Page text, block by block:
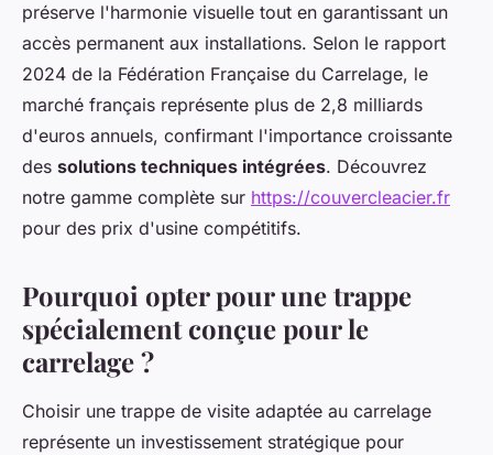
préserve l'harmonie visuelle tout en garantissant un
accès permanent aux installations. Selon le rapport
2024 de la Fédération Française du Carrelage, le
marché français représente plus de 2,8 milliards
d'euros annuels, confirmant l'importance croissante
des solutions techniques intégrées. Découvrez
notre gamme complète sur https://couvercleacier.fr
pour des prix d'usine compétitifs.
Pourquoi opter pour une trappe
spécialement conçue pour le
carrelage ?
Choisir une trappe de visite adaptée au carrelage
représente un investissement stratégique pour